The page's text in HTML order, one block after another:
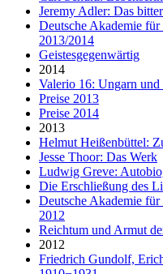
Jeremy Adler: Das
Deutsche Akademie
2013/2014
Geistesgegenwärtig
2014
Valerio 16: Ungarn und
Preise 2013
Preise 2014
2013
Helmut Heißenbüttel:
Jesse Thoor: Das Werk
Ludwig Greve:
Die Erschließung des
Deutsche Akademie
2012
Reichtum und Armut
2012
Friedrich Gundolf,